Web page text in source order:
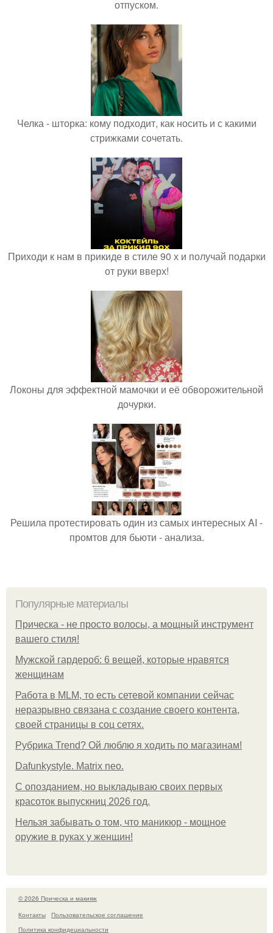
отпуском.
Челка - шторка: кому подходит, как носить и с какими
стрижками сочетать.
Приходи к нам в прикиде в стиле 90 х и получай подарки
от руки вверх!
Локоны для эффектной мамочки и её обворожительной
дочурки.
Решила протестировать один из самых интересных AI -
промтов для бьюти - анализа.
Популярные материалы
Прическа - не просто волосы, а мощный инструмент
вашего стиля!
Мужской гардероб: 6 вещей, которые нравятся
женщинам
Работа в MLM, то есть сетевой компании сейчас
неразрывно связана с создание своего контента,
своей страницы в соц сетях.
Рубрика Trend? Ой люблю я ходить по магазинам!
Dafunkystyle. Matrix neo.
С опозданием, но выкладываю своих первых
красоток выпускниц 2026 год.
Нельзя забывать о том, что маникюр - мощное
оружие в руках у женщин!
© 2026 Прическа и макияж
Контакты
Пользовательское соглашение
Политика конфидециальности